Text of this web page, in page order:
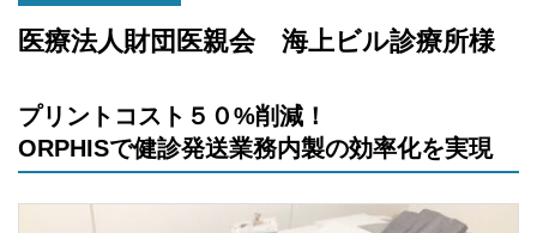
医療法人財団医親会 海上ビル診療所様
プリントコスト５０%削減！
ORPHISで健診発送業務内製の効率化を実現